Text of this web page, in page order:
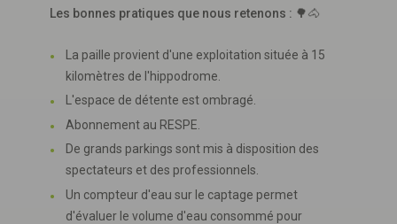
Les bonnes pratiques que nous retenons : 🌳🐴
La paille provient d'une exploitation située à 15
kilomètres de l'hippodrome.
L'espace de détente est ombragé.
Abonnement au RESPE.
De grands parkings sont mis à disposition des
spectateurs et des professionnels.
Un compteur d'eau sur le captage permet
d'évaluer le volume d'eau consommé pour